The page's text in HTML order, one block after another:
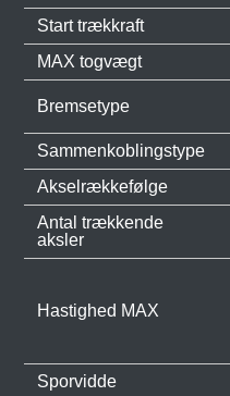
Start trækkraft
MAX togvægt
Bremsetype
Sammenkoblingstype
Akselrækkefølge
Antal trækkende
aksler
Hastighed MAX
Sporvidde